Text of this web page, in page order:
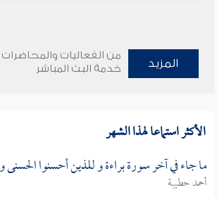
المزيد
من الفعاليات والمحاضرات
خدمة البث المباشر
الأكثر استماعا لهذا الشهر
ما جاء في آخر سورة براءة و للذين أحسنوا الحسنى
أحمد حطيبة